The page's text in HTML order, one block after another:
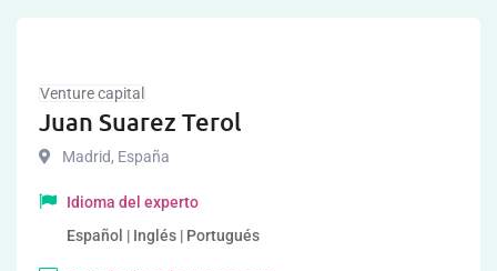
Venture capital
Juan Suarez Terol
Madrid, España
Idioma del experto
Español | Inglés | Portugués